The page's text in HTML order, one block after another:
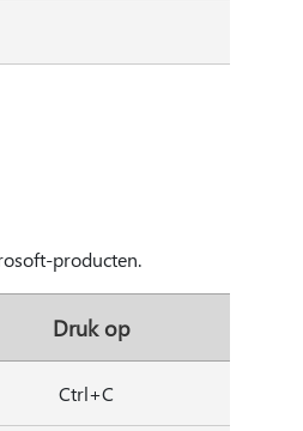
producten.
Druk op
Ctrl+C